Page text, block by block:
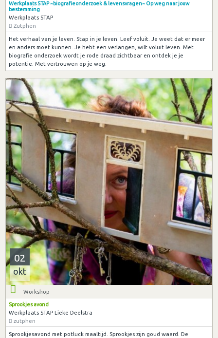
Werkplaats STAP ~biografieonderzoek & levensvragen~ Op weg naar jouw
bestemming
Werkplaats STAP
Zutphen
Het verhaal van je leven. Stap in je leven. Leef voluit. Je weet dat er meer
en anders moet kunnen. Je hebt een verlangen, wilt voluit leven. Met
biografie onderzoek wordt je rode draad zichtbaar en ontdek je je
potentie. Met vertrouwen op je weg.
02
okt
Workshop
Sprookjes avond
Werkplaats STAP Lieke Deelstra
zutphen
Sprookjesavond met potluck maaltijd. Sprookjes zijn goud waard. De